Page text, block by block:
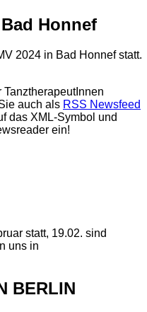
Bad Honnef
2024 in Bad Honnef statt.
auch als RSS Newsfeed
das XML-Symbol und
ein!
statt, 19.02. sind
uns in
BERLIN